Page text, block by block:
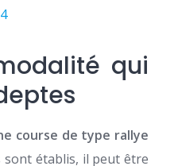
qui
course de type rallye
sont établis, il peut être